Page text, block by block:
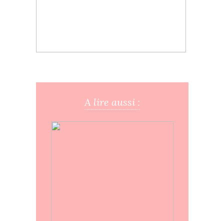
A lire aussi :